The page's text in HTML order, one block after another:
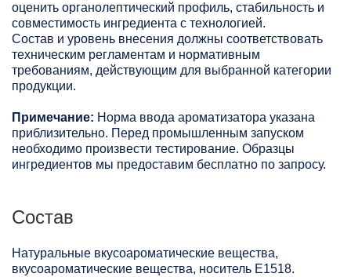
оценить органолептический профиль, стабильность и
совместимость ингредиента с технологией.
Состав и уровень внесения должны соответствовать
техническим регламентам и нормативным
требованиям, действующим для выбранной категории
продукции.
Примечание: Норма ввода ароматизатора указана
приблизительно. Перед промышленным запуском
необходимо произвести тестирование. Образцы
ингредиентов мы предоставим бесплатно по запросу.
Состав
Натуральные вкусоароматические вещества,
вкусоароматические вещества, носитель Е1518.